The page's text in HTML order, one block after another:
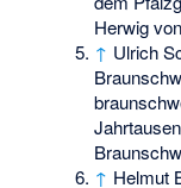
Herwig
↑ Ulrich
↑ Helmut